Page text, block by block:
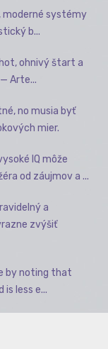
moderné systémy
b...
ohnivý štart a
Arte...
no musia byť
mier.
IQ môže
od záujmov a ...
a
zvýšiť
by noting that
less e...